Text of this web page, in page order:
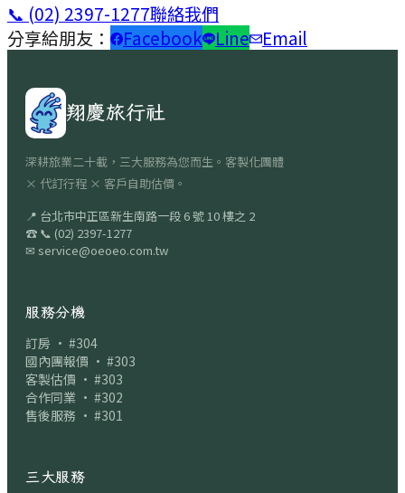
📞 (02) 2397-1277聯絡我們
分享給朋友：
Facebook Line Email
翔慶旅行社
深耕旅業二十載，三大服務為您而生。客製化團體
× 代訂行程 × 客戶自助估價。
📍 台北市中正區新生南路一段 6 號 10 樓之 2
☎ 📞 (02) 2397-1277
✉ service@oeoeo.com.tw
服務分機
訂房 · #304
國內團報價 · #303
客製估價 · #303
合作同業 · #302
售後服務 · #301
三大服務